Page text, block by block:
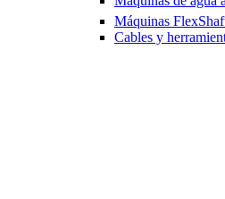
Máquinas
Cables y